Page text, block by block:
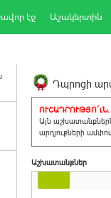
էջ Աշակերտին
Դպրոցի
ՈՒՇԱԴՐՈՒԹՅՈ´ւՆ.
Այն
արդյուքների
Աշխատանքներ